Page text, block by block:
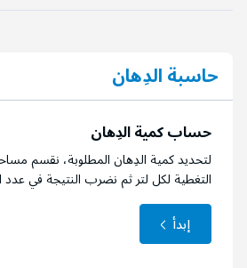
حاسبة الدِهان
حساب كمية الدِهان
لتحديد كمية الدِهان المطلوبة، نقسم
التغطية لكل لتر ثم نضرب النتيجة في عدد
إبدأ